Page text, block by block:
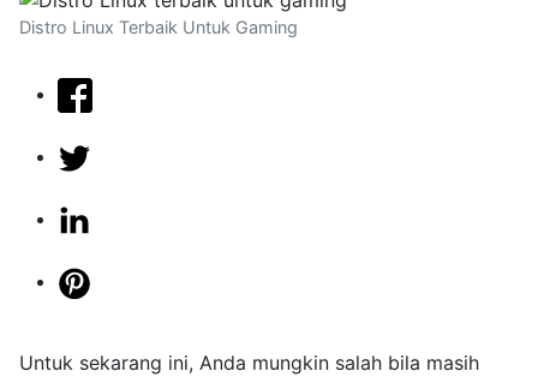
Distro Linux Terbaik Untuk Gaming
Untuk sekarang ini, Anda mungkin salah bila masih